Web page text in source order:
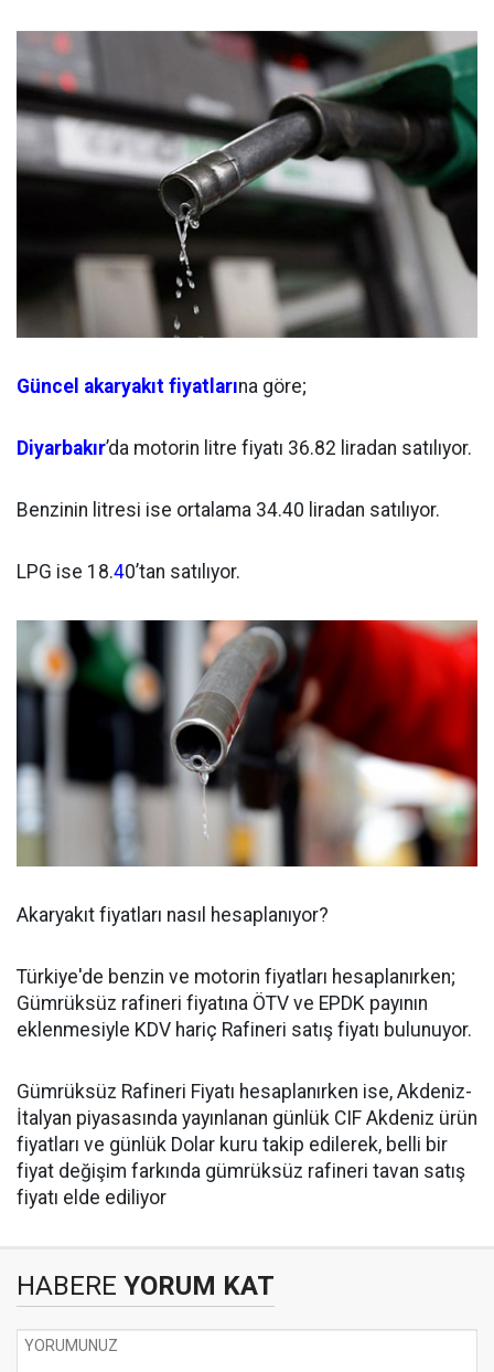
Güncel akaryakıt fiyatlarına göre;
Diyarbakır’da motorin litre fiyatı 36.82 liradan satılıyor.
Benzinin litresi ise ortalama 34.40 liradan satılıyor.
LPG ise 18.40’tan satılıyor.
Akaryakıt fiyatları nasıl hesaplanıyor?
Türkiye'de benzin ve motorin fiyatları hesaplanırken;
Gümrüksüz rafineri fiyatına ÖTV ve EPDK payının
eklenmesiyle KDV hariç Rafineri satış fiyatı bulunuyor.
Gümrüksüz Rafineri Fiyatı hesaplanırken ise, Akdeniz-
İtalyan piyasasında yayınlanan günlük CIF Akdeniz ürün
fiyatları ve günlük Dolar kuru takip edilerek, belli bir
fiyat değişim farkında gümrüksüz rafineri tavan satış
fiyatı elde ediliyor
HABERE YORUM KAT